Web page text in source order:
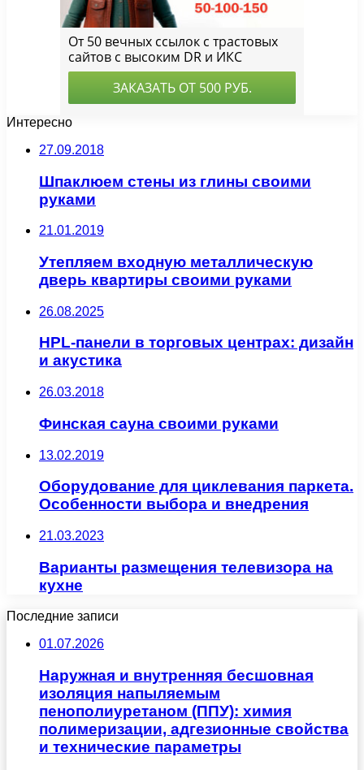
Интересно
27.09.2018
Шпаклюем стены из глины своими
руками
21.01.2019
Утепляем входную металлическую
дверь квартиры своими руками
26.08.2025
HPL-панели в торговых центрах: дизайн
и акустика
26.03.2018
Финская сауна своими руками
13.02.2019
Оборудование для циклевания паркета.
Особенности выбора и внедрения
21.03.2023
Варианты размещения телевизора на
кухне
Последние записи
01.07.2026
Наружная и внутренняя бесшовная
изоляция напыляемым
пенополиуретаном (ППУ): химия
полимеризации, адгезионные свойства
и технические параметры